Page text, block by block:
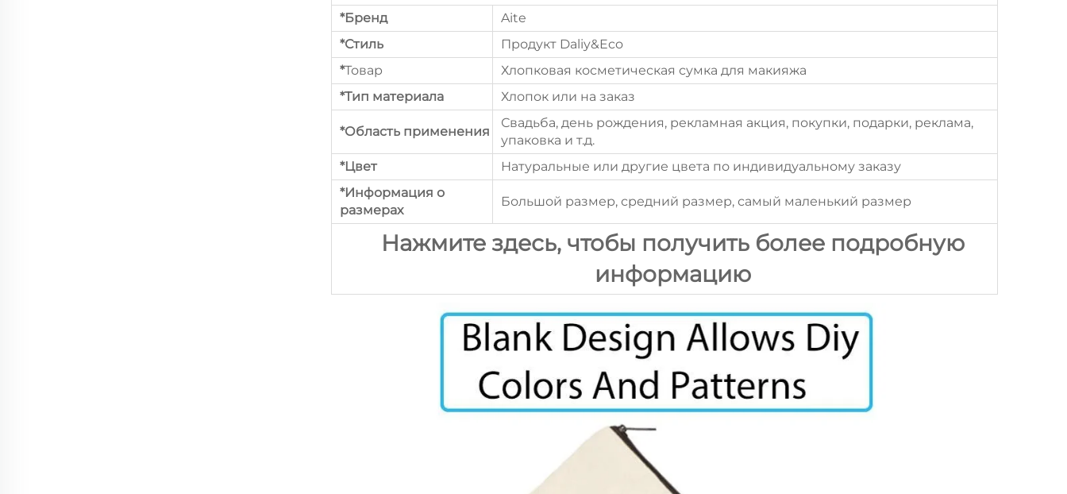
*Бренд
Aite
*Стиль
Продукт Daliy&Eco
*Товар
Хлопковая косметическая сумка для макияжа
*Тип материала
Хлопок или на заказ
*Область применения
Свадьба, день рождения, рекламная акция, покупки, подарки, реклама,
упаковка и т.д.
*Цвет
Натуральные или другие цвета по индивидуальному заказу
*Информация о
размерах
Большой размер, средний размер, самый маленький размер
Нажмите здесь, чтобы получить более подробную
информацию